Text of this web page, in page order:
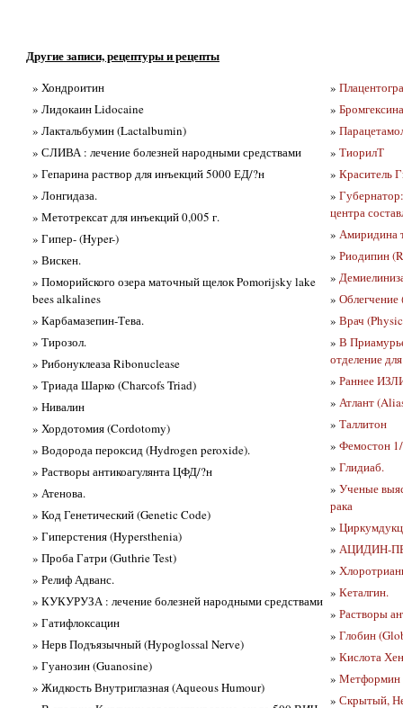
Другие записи, рецептуры и рецепты
» Хондроитин
» Лидокаин Lidocaine
» Лактальбумин (Lactalbumin)
» СЛИВА : лечение болезней народными средствами
» Гепарина раствор для инъекций 5000 ЕД/?н
» Лонгидаза.
» Метотрексат для инъекций 0,005 г.
» Гипер- (Hyper-)
» Вискен.
» Поморийского озера маточный щелок Pomorijsky lake
bees alkalines
» Карбамазепин-Тева.
» Тирозол.
» Рибонуклеаза Ribonuclease
» Триада Шарко (Charcofs Triad)
» Нивалин
» Хордотомия (Cordotomy)
» Водорода пероксид (Hydrogen peroxide).
» Растворы антикоагулянта ЦФД/?н
» Атенова.
» Код Генетический (Genetic Code)
» Гиперстения (Hypersthenia)
» Проба Гатри (Guthrie Test)
» Релиф Адванс.
» КУКУРУЗА : лечение болезней народными средствами
» Гатифлоксацин
» Нерв Подъязычный (Hypoglossal Nerve)
» Гуанозин (Guanosine)
» Жидкость Внутриглазная (Aqueous Humour)
»
»
»
» ТиорилТ
» Краситель
»
центра
» Амиридина
» Риодипин
»
»
» Врач
» В
отделение
» Раннее
» Атлант
» Таллитон
» Фемостон
» Глидиаб.
» Ученые
рака
»
» АЦИДИН-
»
» Кеталгин.
» Растворы
» Глобин
» Кислота
» Метформин
» Скрытый,